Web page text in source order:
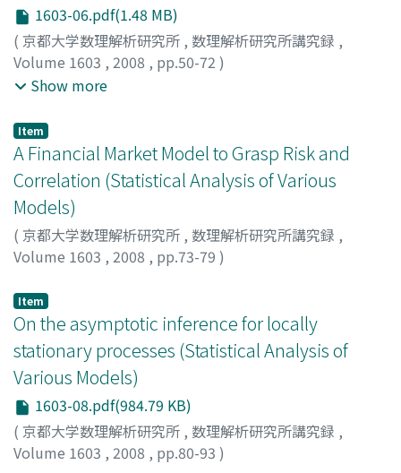
1603-06.pdf(1.48 MB)
( 京都大学数理解析研究所 , 数理解析研究所講究録 ,
Volume 1603 , 2008 , pp.50-72 )
YONETANI, Yutaka
カナザワ, ユウイチロウ
Show more
Item
A Financial Market Model to Grasp Risk and
Correlation (Statistical Analysis of Various
Models)
( 京都大学数理解析研究所 , 数理解析研究所講究録 ,
Volume 1603 , 2008 , pp.73-79 )
Item
On the asymptotic inference for locally
stationary processes (Statistical Analysis of
Various Models)
1603-08.pdf(984.79 KB)
( 京都大学数理解析研究所 , 数理解析研究所講究録 ,
Volume 1603 , 2008 , pp.80-93 )